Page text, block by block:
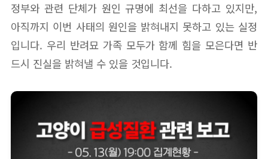
정부와 관련 단체가 원인 규명에 최선을 다하고 있지만,
아직까지 이번 사태의 원인을 밝혀내지 못하고 있는 실정
입니다. 우리 반려묘 가족 모두가 함께 힘을 모은다면 반
드시 진실을 밝혀낼 수 있을 것입니다.